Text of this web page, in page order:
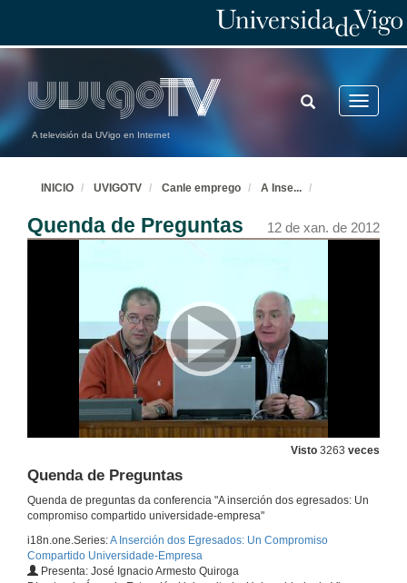
A televisión da UVigo en Internet
Toggle
TOGGLE
SEARCH
INICIO UVIGOTV Canle emprego A Inse...
Quenda de Preguntas 12 de xan. de 2012
Visto 3263 veces
Quenda de Preguntas
Quenda de preguntas da conferencia "A inserción dos egresados: Un
compromiso compartido universidade-empresa"
i18n.one.Series:A Inserción dos Egresados: Un Compromiso
Compartido Universidade-Empresa
Presenta: José Ignacio Armesto Quiroga